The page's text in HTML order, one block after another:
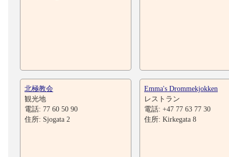
北極教会
観光地
電話: 77 60 50 90
住所: Sjogata 2
Emma's Drommekjokken
レストラン
電話: +47 77 63 77 30
住所: Kirkegata 8